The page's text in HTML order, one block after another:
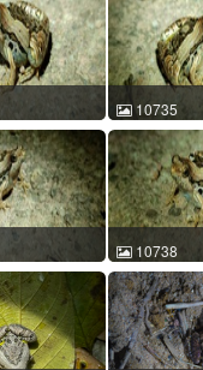
05-09 10:14:30
id:10251
忻锐 2023-
中国广东
pulchra
17 23:25:52
id:10734
10735
花姬蛙
忻锐 2023-
中国广东
pulchra
17 23:29:10
id:10737
10738
花姬蛙
忻锐 2023-
中国广东